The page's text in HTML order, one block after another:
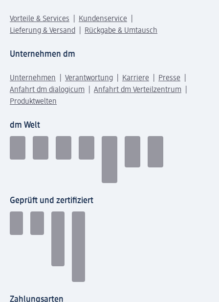
Vorteile & Services
Kundenservice
Lieferung & Versand
Rückgabe & Umtausch
Unternehmen dm
Unternehmen Verantwortung Karriere
Presse
Anfahrt dm dialogicum
Anfahrt dm Verteilzentrum
Produktwelten
dm Welt
Geprüft und zertifiziert
Zahlungsarten